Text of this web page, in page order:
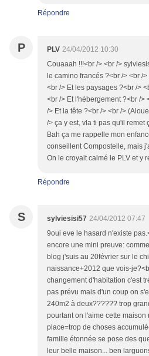
Répondre
P PLV 24/04/2012 10:30
Couaaah !!!<br /> <br />
le camino francés ?<br /> <br /
<br /> Et les paysages ?<br />
<br /> Et l'hébergement ?<br />
/> Et la tête ?<br /> <br />
/> ça y est, vla ti pas qu'il remet
Bah ça me rappelle mon
conseillent Compostelle, mais
On le croyait calmé le PLV et y
Répondre
S sylviesisi57 24/04/2012 07:47
9oui eve le hasard n'existe
encore une mini preuve:
blog j'suis au 20février sur le
naissance+2012 que vois-
changement d'habitation c'est
pas prévu mais d'un coup on
240m2 à deux?????? trop
pourtant on l'aime cette
place=trop de choses
famille étonnée se pose des
leur belle maison... ben